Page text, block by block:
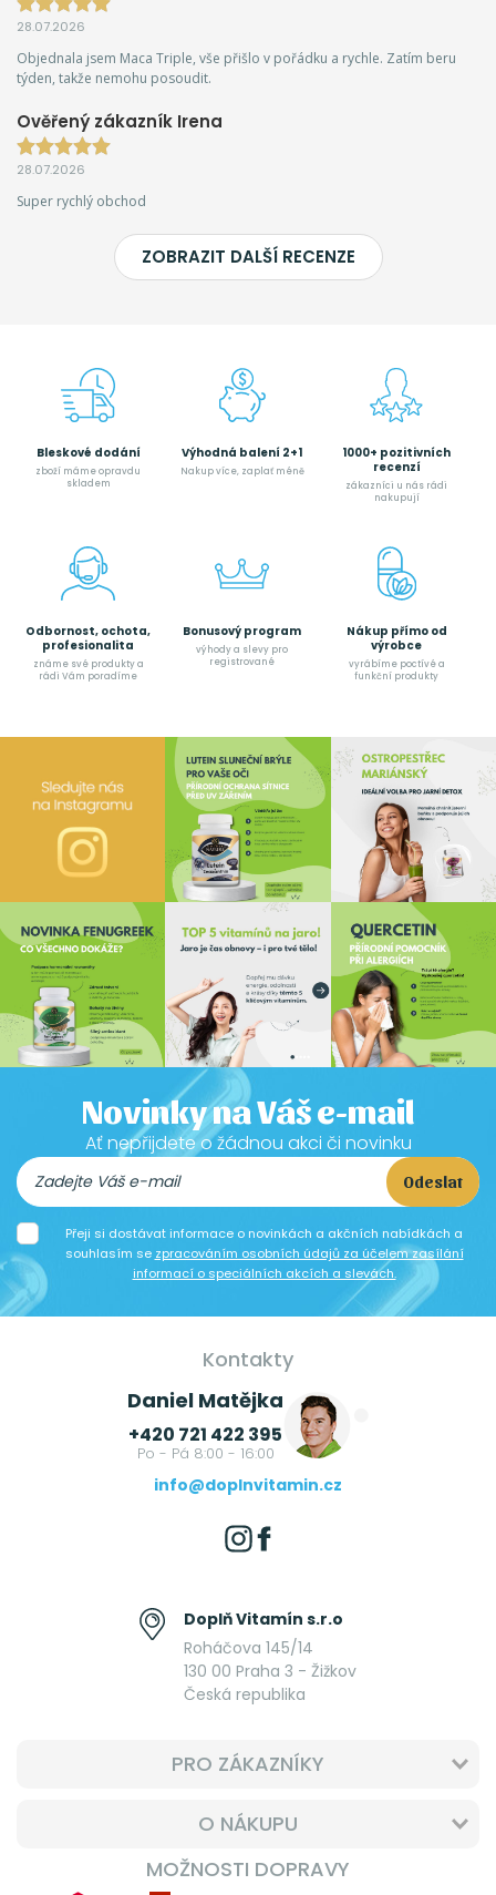
28.07.2026
Objednala jsem Maca Triple, vše přišlo v pořádku a rychle. Zatím beru
týden, takže nemohu posoudit.
Ověřený zákazník Irena
28.07.2026
Super rychlý obchod
ZOBRAZIT DALŠÍ RECENZE
Bleskové dodání
zboží máme opravdu
skladem
Výhodná balení 2+1
Nakup více, zaplať méně
1000+ pozitivních
recenzí
zákazníci u nás rádi
nakupují
Odbornost, ochota,
profesionalita
známe své produkty a
rádi Vám poradíme
Bonusový program
výhody a slevy pro
registrované
Nákup přímo od
výrobce
vyrábíme poctívé a
funkční produkty
Novinky na Váš e-mail
Ať nepřijdete o žádnou akci či novinku
Odeslat
Přeji si dostávat informace o novinkách a akčních nabídkách a
souhlasím se zpracováním osobních údajů za účelem zasílání
informací o speciálních akcích a slevách.
Kontakty
Daniel Matějka
+420 721 422 395
Po - Pá 8:00 - 16:00
info@doplnvitamin.cz
Doplň Vitamín s.r.o
Roháčova 145/14
130 00 Praha 3 - Žižkov
Česká republika
PRO ZÁKAZNÍKY
O NÁKUPU
MOŽNOSTI DOPRAVY